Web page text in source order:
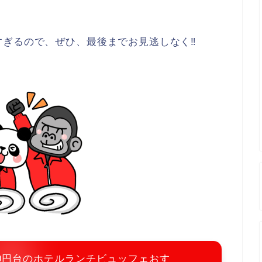
るので、ぜひ、最後までお見逃しなく‼
台のホテルランチビュッフェおす